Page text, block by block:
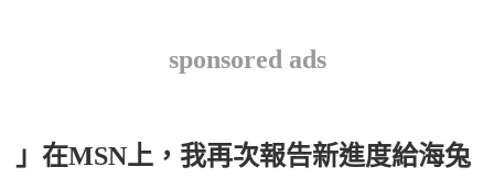
sponsored ads
」在MSN上，我再次報告新進度給海兔